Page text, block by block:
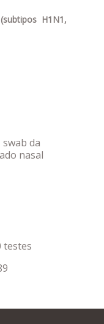
H1N1,
da
nasal
testes